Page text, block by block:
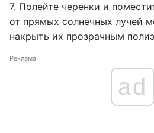
7. Полейте черенки и
от прямых солнечных лучей
накрыть их прозрачным
Реклама
ad